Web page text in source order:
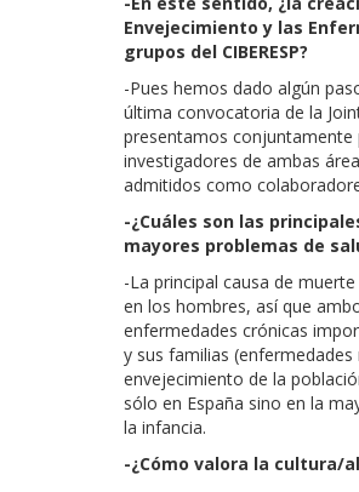
Envejecimiento y las
grupos del CIBERESP?
-Pues hemos dado algún
última convocatoria de la
presentamos conjuntamente
investigadores de ambas
admitidos como
-¿Cuáles son las
mayores problemas de
-La principal causa de
en los hombres, así que
enfermedades crónicas
y sus familias
envejecimiento de la
sólo en España sino en la
la infancia.
-¿Cómo valora la cultura/